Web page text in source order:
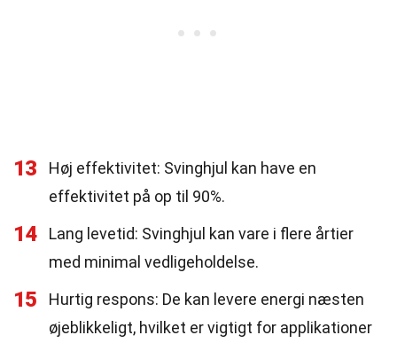
13
Høj effektivitet: Svinghjul kan have en
effektivitet på op til 90%.
14
Lang levetid: Svinghjul kan vare i flere årtier
med minimal vedligeholdelse.
15
Hurtig respons: De kan levere energi næsten
øjeblikkeligt, hvilket er vigtigt for applikationer